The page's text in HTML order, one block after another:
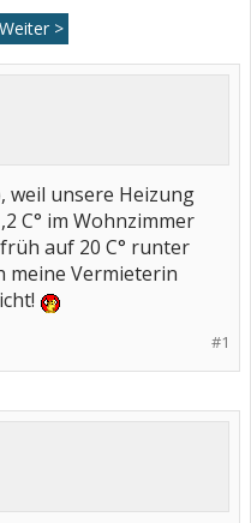
Weiter >
weil unsere Heizung
C° im Wohnzimmer
auf 20 C° runter
meine Vermieterin
#1